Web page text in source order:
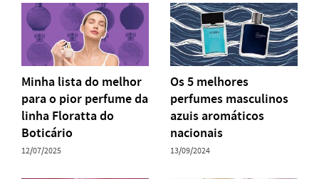
Minha lista do melhor
para o pior perfume da
linha Floratta do
Boticário
12/07/2025
Os 5 melhores
perfumes masculinos
azuis aromáticos
nacionais
13/09/2024